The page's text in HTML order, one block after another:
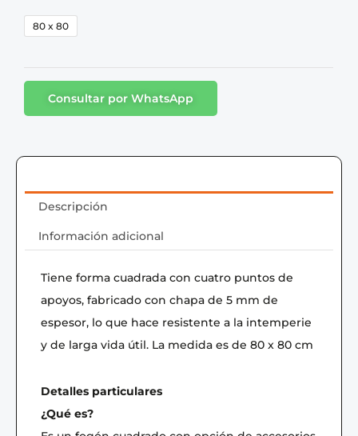
80 x 80
Consultar por WhatsApp
Descripción
Información adicional
Tiene forma cuadrada con cuatro puntos de
apoyos, fabricado con chapa de 5 mm de
espesor, lo que hace resistente a la intemperie
y de larga vida útil. La medida es de 80 x 80 cm
Detalles particulares
¿Qué es?